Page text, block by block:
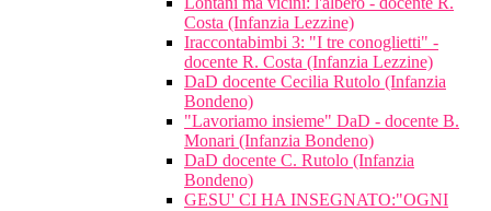
Costa (Infanzia Lezzine)
Iraccontabimbi 3: "I tre conoglietti" -
docente R. Costa (Infanzia Lezzine)
DaD docente Cecilia Rutolo (Infanzia
Bondeno)
"Lavoriamo insieme" DaD - docente B.
Monari (Infanzia Bondeno)
DaD docente C. Rutolo (Infanzia
Bondeno)
GESU' CI HA INSEGNATO:"OGNI